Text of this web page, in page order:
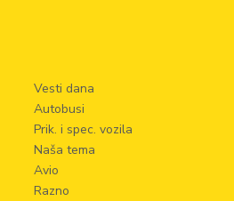
Vesti dana
Autobusi
Prik. i spec. vozila
Naša tema
Avio
Razno